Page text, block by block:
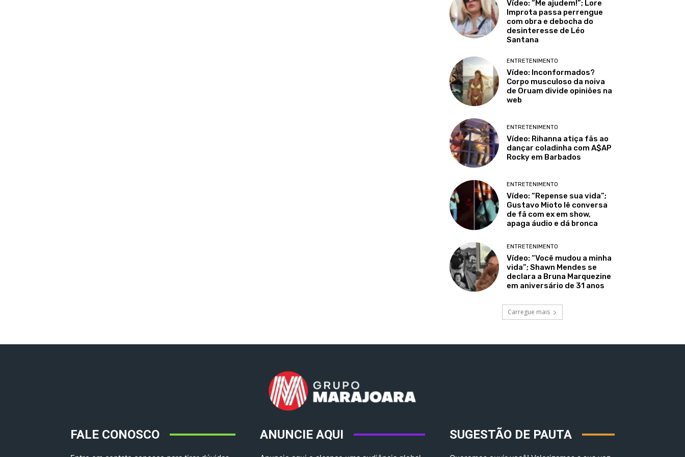
Vídeo: “Me ajudem!”; Lore
Improta passa perrengue
com obra e debocha do
desinteresse de Léo
Santana
ENTRETENIMENTO
Vídeo: Inconformados?
Corpo musculoso da noiva
de Oruam divide opiniões na
web
ENTRETENIMENTO
Vídeo: Rihanna atiça fãs ao
dançar coladinha com A$AP
Rocky em Barbados
ENTRETENIMENTO
Vídeo: “Repense sua vida”;
Gustavo Mioto lê conversa
de fã com ex em show,
apaga áudio e dá bronca
ENTRETENIMENTO
Vídeo: “Você mudou a minha
vida”; Shawn Mendes se
declara a Bruna Marquezine
em aniversário de 31 anos
Carregue mais
FALE CONOSCO ANUNCIE AQUI SUGESTÃO DE PAUTA